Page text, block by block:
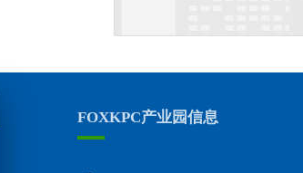
FOXKPC产业园信息